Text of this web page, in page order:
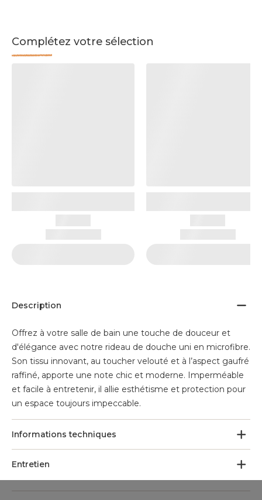
Complétez votre sélection
Description
Offrez à votre salle de bain une touche de douceur et
d'élégance avec notre rideau de douche uni en microfibre.
Son tissu innovant, au toucher velouté et à l’aspect gaufré
raffiné, apporte une note chic et moderne. Imperméable
et facile à entretenir, il allie esthétisme et protection pour
un espace toujours impeccable.
Informations techniques
Entretien